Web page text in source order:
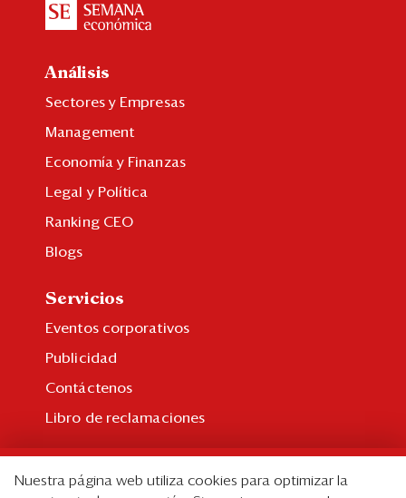
Análisis
Sectores y Empresas
Management
Economía y Finanzas
Legal y Política
Ranking CEO
Blogs
Servicios
Eventos corporativos
Publicidad
Contáctenos
Libro de reclamaciones
Suscripción individual
Nuestra página web utiliza cookies para optimizar la